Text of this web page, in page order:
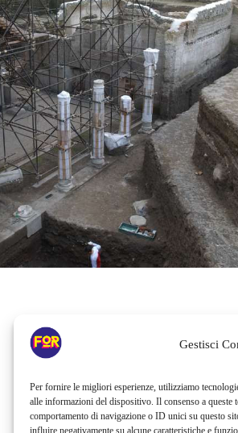
Gestisci
Per fornire le migliori esperienze, utilizziamo
alle informazioni del dispositivo. Il consenso a queste
comportamento di navigazione o ID unici su questo
influire negativamente su alcune caratteristiche e